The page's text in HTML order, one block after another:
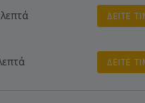
ΔΕΙΤΕ
ΔΕΙΤΕ